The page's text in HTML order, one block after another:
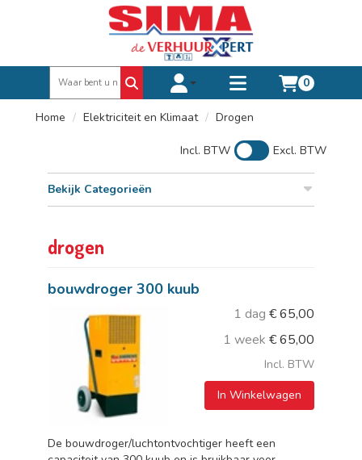
Toggle account dropdown
Toggle
menu
0
Home Elektriciteit en Klimaat Drogen
Incl. BTW Excl. BTW
Bekijk Categorieën
drogen
bouwdroger 300 kuub
1 dag €65,00
1 week €65,00
Incl. BTW
In Winkelwagen
De bouwdroger/luchtontvochtiger heeft een